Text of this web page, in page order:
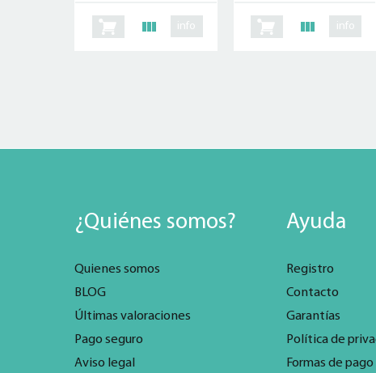
info info
¿Quiénes somos?
Quienes somos
BLOG
Últimas valoraciones
Pago seguro
Aviso legal
Ayuda
Registro
Contacto
Garantías
Política de
Formas de pago